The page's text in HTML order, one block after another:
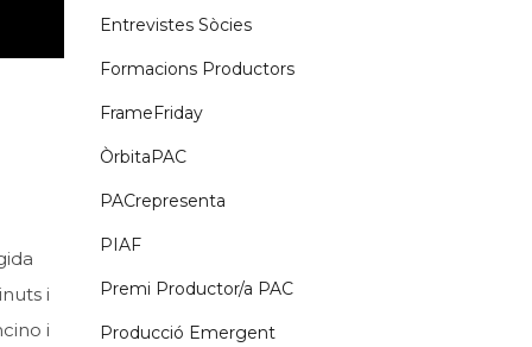
i
i
Entrevistes Sòcies
Formacions Productors
FrameFriday
ÒrbitaPAC
PACrepresenta
PIAF
Premi Productor/a PAC
Producció Emergent